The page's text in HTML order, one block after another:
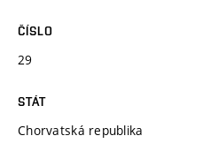
ČÍSLO
29
STÁT
Chorvatská republika